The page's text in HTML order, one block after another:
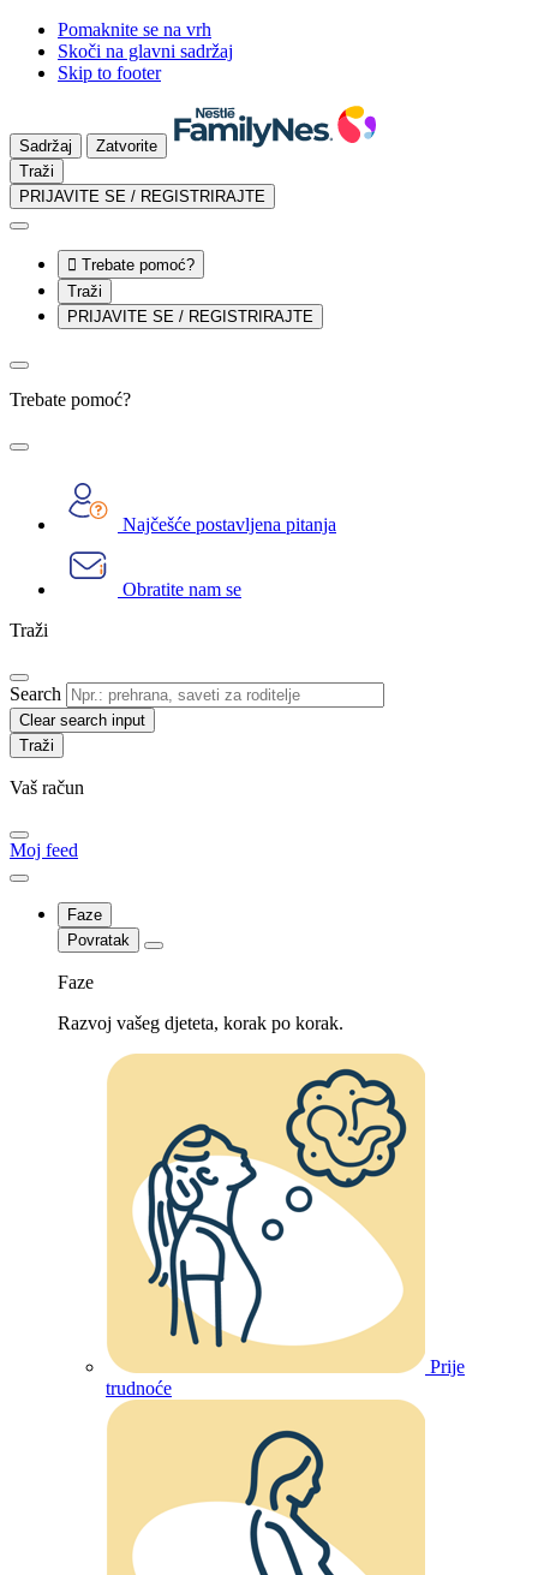
Pomaknite se na vrh
Skoči na glavni sadržaj
Skip to footer
Sadržaj
Zatvorite
Traži
PRIJAVITE SE / REGISTRIRAJTE
 Trebate pomoć?
Traži
PRIJAVITE SE / REGISTRIRAJTE
Trebate pomoć?
Najčešće postavljena pitanja
Obratite nam se
Traži
Search
Clear search input
Vaš račun
Moj feed
Faze
Povratak
Faze
Razvoj vašeg djeteta, korak po korak.
Prije
trudnoće